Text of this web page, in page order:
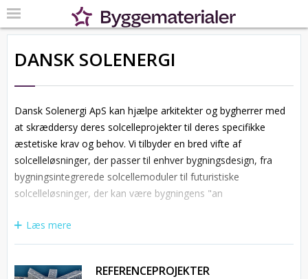
DANSK SOLENERGI
Dansk Solenergi ApS kan hjælpe arkitekter og bygherrer med
at skræddersy deres solcelleprojekter til deres specifikke
æstetiske krav og behov. Vi tilbyder en bred vifte af
solcelleløsninger, der passer til enhver bygningsdesign, fra
bygningsintegrerede solcellemoduler til futuristiske
solcelleløsninger, der kan være bygningens "an
Læs mere
REFERENCEPROJEKTER